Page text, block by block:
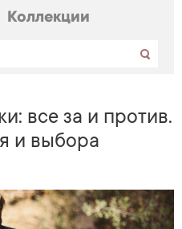
Коллекции
все за и против.
и выбора